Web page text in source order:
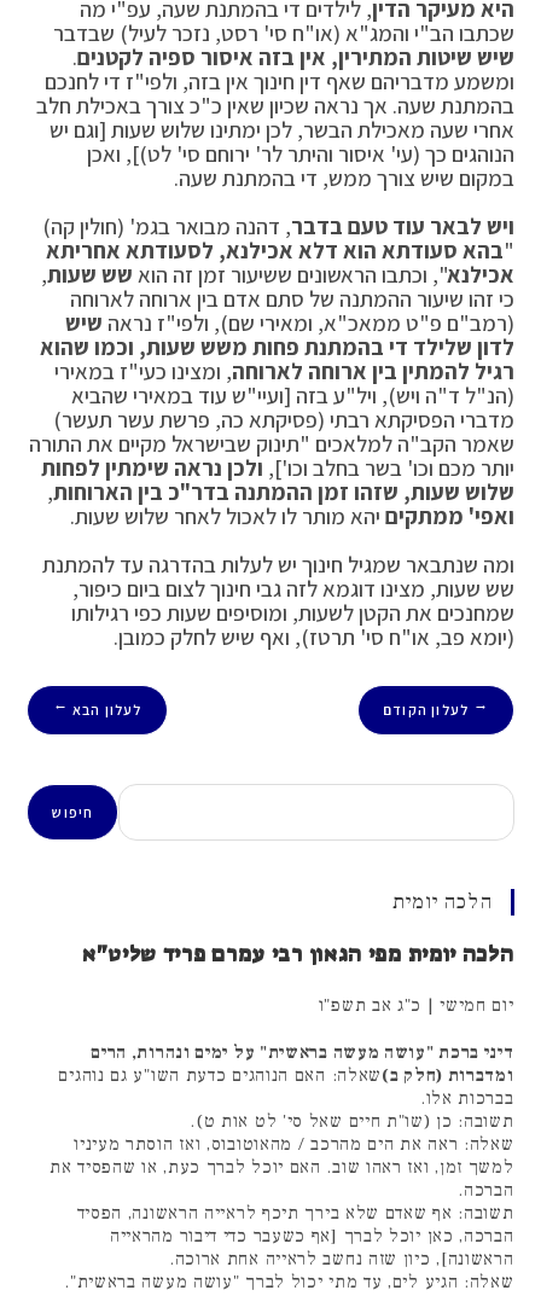
היא מעיקר הדין, לילדים די בהמתנת שעה, עפ"י מה
שכתבו הב"י והמג"א (או"ח סי' רסט, נזכר לעיל) שבדבר
שיש שיטות המתירין, אין בזה איסור ספיה לקטנים.
ומשמע מדבריהם שאף דין חינוך אין בזה, ולפי"ז די לחנכם
בהמתנת שעה. אך נראה שכיון שאין כ"כ צורך באכילת חלב
אחרי שעה מאכילת הבשר, לכן ימתינו שלוש שעות [וגם יש
הנוהגים כך (עי' איסור והיתר לר' ירוחם סי' לט)], ואכן
במקום שיש צורך ממש, די בהמתנת שעה.
ויש לבאר עוד טעם בדבר, דהנה מבואר בגמ' (חולין קה)
"בהא סעודתא הוא דלא אכילנא, לסעודתא אחריתא
אכילנא", וכתבו הראשונים ששיעור זמן זה הוא שש שעות,
כי זהו שיעור ההמתנה של סתם אדם בין ארוחה לארוחה
(רמב"ם פ"ט ממאכ"א, ומאירי שם), ולפי"ז נראה שיש
לדון שלילד די בהמתנת פחות משש שעות, וכמו שהוא
רגיל להמתין בין ארוחה לארוחה, ומצינו כעי"ז במאירי
(הנ"ל ד"ה ויש), ויל"ע בזה [ועיי"ש עוד במאירי שהביא
מדברי הפסיקתא רבתי (פסיקתא כה, פרשת עשר תעשר)
שאמר הקב"ה למלאכים "תינוק שבישראל מקיים את התורה
יותר מכם וכו' בשר בחלב וכו'], ולכן נראה שימתין לפחות
שלוש שעות, שזהו זמן ההמתנה בדר"כ בין הארוחות,
ואפי' ממתקים יהא מותר לו לאכול לאחר שלוש שעות.
ומה שנתבאר שמגיל חינוך יש לעלות בהדרגה עד להמתנת
שש שעות, מצינו דוגמא לזה גבי חינוך לצום ביום כיפור,
שמחנכים את הקטן לשעות, ומוסיפים שעות כפי רגילותו
(יומא פב, או"ח סי' תרטז), ואף שיש לחלק כמובן.
← לעלון הקודם לעלון הבא →
חיפוש
חיפוש
הלכה יומית
הלכה יומית מפי הגאון רבי עמרם פריד שליט"א
יום חמישי | כ"ג אב תשפ"ו
דיני ברכת "עושה מעשה בראשית" על ימים ונהרות, הרים
ומדברות (חלק ב)שאלה: האם הנוהגים כדעת השו"ע גם נוהגים
בברכות אלו.
תשובה: כן (שו"ת חיים שאל סי' לט אות ט).
שאלה: ראה את הים מהרכב / מהאוטובוס, ואז הוסתר מעיניו
למשך זמן, ואז ראהו שוב. האם יוכל לברך כעת, או שהפסיד את
הברכה.
תשובה: אף שאדם שלא בירך תיכף לראייה הראשונה, הפסיד
הברכה, כאן יוכל לברך [אף כשעבר כדי דיבור מהראייה
הראשונה], כיון שזה נחשב לראייה אחת ארוכה.
שאלה: הגיע לים, עד מתי יכול לברך "עושה מעשה בראשית".